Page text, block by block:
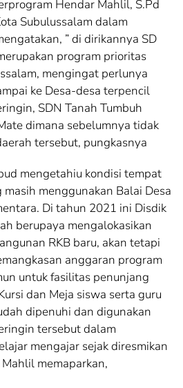
Hendar Mahlil, S.Pd
Subulussalam dalam
” di dirikannya SD
program prioritas
mengingat perlunya
ke Desa-desa terpencil
SDN Tanah Tumbuh
dimana sebelumnya tidak
tersebut, pungkasnya
mengetahiu kondisi tempat
menggunakan Balai Desa
Di tahun 2021 ini Disdik
berupaya mengalokasikan
RKB baru, akan tetapi
anggaran program
untuk fasilitas penunjang
dan Meja siswa serta guru
dipenuhi dan digunakan
tersebut dalam
mengajar sejak diresmikan
memaparkan,